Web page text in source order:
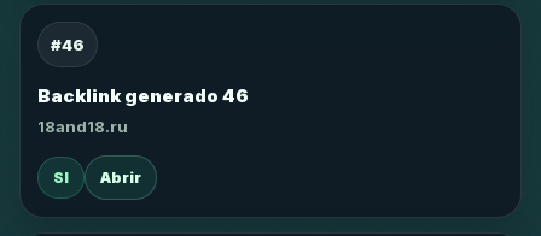
#46
Backlink generado 46
18and18.ru
SI Abrir